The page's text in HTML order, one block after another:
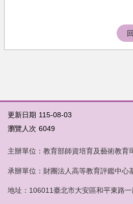
更新日期 115-08-03
瀏覽人次 6049
主辦單位：教育部師資培育及藝術教育
承辦單位：財團法人高等教育評鑑中心
地址：106011臺北市大安區和平東路